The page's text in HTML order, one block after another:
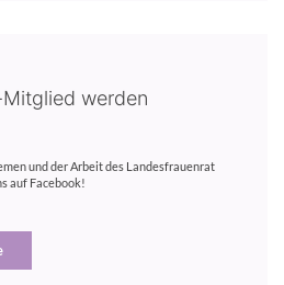
werden
und der Arbeit des Landesfrauenrat
auf Facebook!